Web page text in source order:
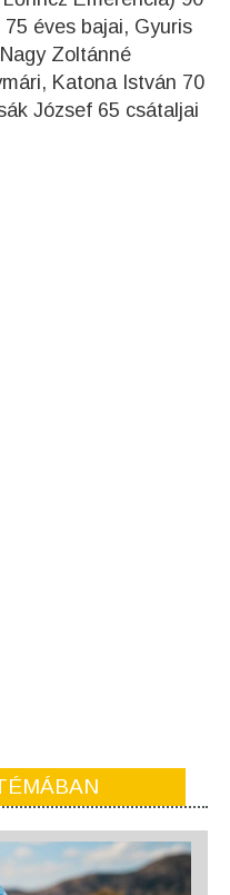
éves bajai, Gyuris
Zoltánné
Katona István 70
József 65 csátaljai